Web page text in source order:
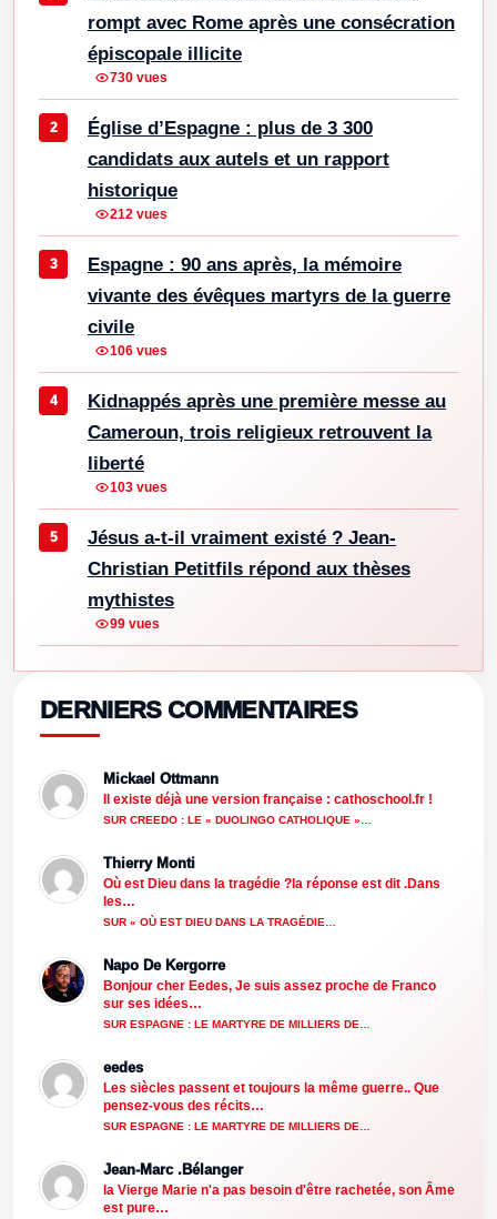
rompt avec Rome après une consécration
épiscopale illicite
730 vues
Église d’Espagne : plus de 3 300
candidats aux autels et un rapport
historique
212 vues
Espagne : 90 ans après, la mémoire
vivante des évêques martyrs de la guerre
civile
106 vues
Kidnappés après une première messe au
Cameroun, trois religieux retrouvent la
liberté
103 vues
Jésus a-t-il vraiment existé ? Jean-
Christian Petitfils répond aux thèses
mythistes
99 vues
DERNIERS COMMENTAIRES
Mickael Ottmann
Il existe déjà une version française : cathoschool.fr !
SUR CREEDO : LE « DUOLINGO CATHOLIQUE »…
Thierry Monti
Où est Dieu dans la tragédie ?la réponse est dit .Dans
les…
SUR « OÙ EST DIEU DANS LA TRAGÉDIE…
Napo De Kergorre
Bonjour cher Eedes, Je suis assez proche de Franco
sur ses idées…
SUR ESPAGNE : LE MARTYRE DE MILLIERS DE…
eedes
Les siècles passent et toujours la même guerre.. Que
pensez-vous des récits…
SUR ESPAGNE : LE MARTYRE DE MILLIERS DE…
Jean-Marc .Bélanger
la Vierge Marie n'a pas besoin d'être rachetée, son Âme
est pure…